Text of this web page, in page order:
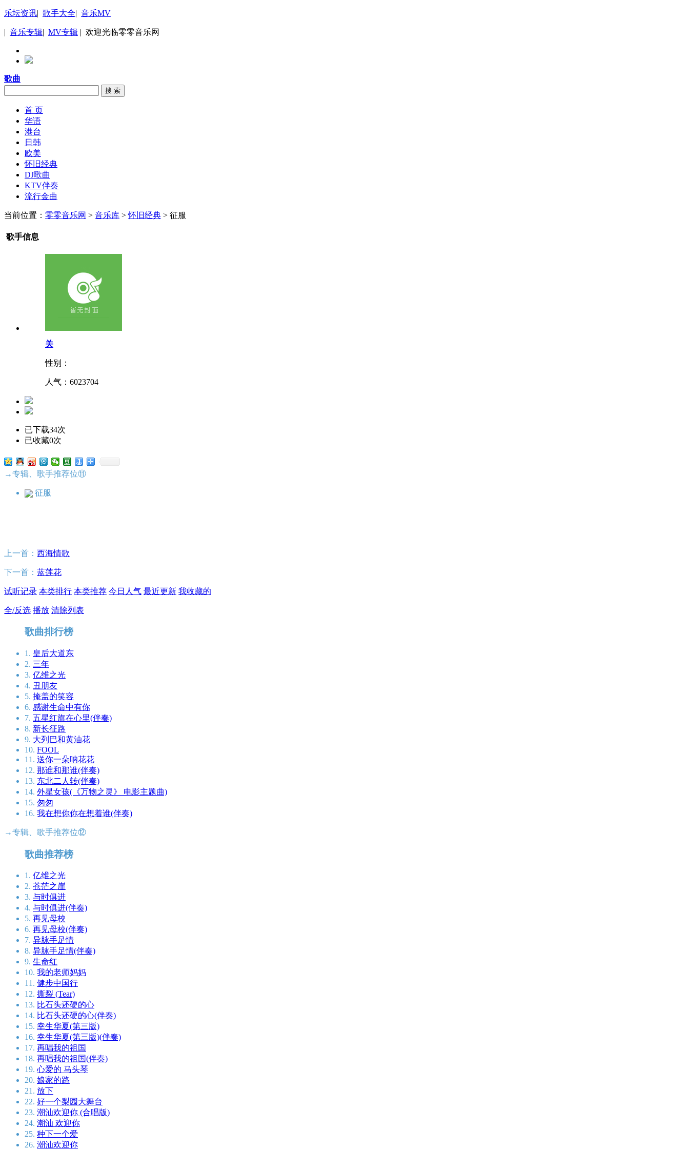
乐坛资讯| 歌手大全| 音乐MV
| 音乐专辑| MV专辑 | 欢迎光临零零音乐网
歌曲
搜 索
首 页
华语
港台
日韩
欧美
怀旧经典
DJ歌曲
KTV伴奏
流行金曲
当前位置： 零零音乐网 > 音乐库 >怀旧经典 > 征服
歌手信息
关
性别：
人气： 6023704
已下载34次
已收藏0次
→专辑、歌手推荐位⑪
征服
上一首： 西海情歌
下一首： 蓝莲花
试听记录 本类排行 本类推荐 今日人气 最近更新 我收藏的
全/反选 播放 清除列表
歌曲排行榜
1. 皇后大道东
2. 三年
3. 亿维之光
4. 丑朋友
5. 掩盖的笑容
6. 感谢生命中有你
7. 五星红旗在心里(伴奏)
8. 新长征路
9. 大列巴和黄油花
10. FOOL
11. 送你一朵呐花花
12. 那谁和那谁(伴奏)
13. 东北二人转(伴奏)
14. 外星女孩(《万物之灵》 电影主题曲)
15. 匆匆
16. 我在想你你在想着谁(伴奏)
→专辑、歌手推荐位⑫
歌曲推荐榜
1. 亿维之光
2. 苍茫之崖
3. 与时俱进
4. 与时俱进(伴奏)
5. 再见母校
6. 再见母校(伴奏)
7. 异脉手足情
8. 异脉手足情(伴奏)
9. 生命红
10. 我的老师妈妈
11. 健步中国行
12. 撕裂 (Tear)
13. 比石头还硬的心
14. 比石头还硬的心(伴奏)
15. 幸生华夏(第三版)
16. 幸生华夏(第三版)(伴奏)
17. 再唱我的祖国
18. 再唱我的祖国(伴奏)
19. 心爱的 马头琴
20. 娘家的路
21. 放下
22. 好一个梨园大舞台
23. 潮汕欢迎你 (合唱版)
24. 潮汕 欢迎你
25. 种下一个爱
26. 潮汕欢迎你